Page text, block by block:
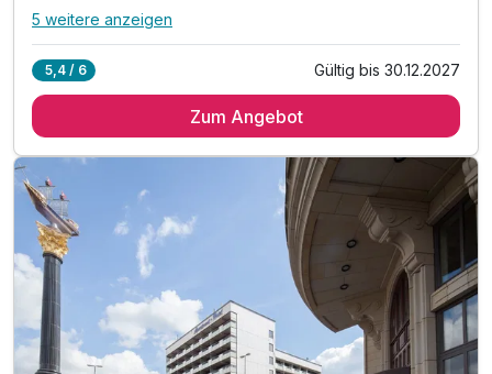
Alle Inklusivleistungen
1 x reichhaltiges Frühstück vom Buffet
1 x Eintritt in das Museum der Natur - Zoologie*
interessant für große und kleine Kinder
1 x Flasche Wasser zur Begrüßung auf dem Zimmer
inkl. Tee- und Kaffee Zubereiter auf dem Zimmer
inkl. Nutzung des Fitnessbereiches
inkl. Nutzung W-Lan
5 weitere anzeigen
5,4 / 6 Gültig bis 30.12.2027
Zum Angebot